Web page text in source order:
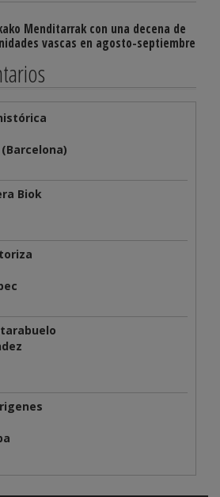
Menditarrak con una decena de
vascas en agosto-septiembre
Biok